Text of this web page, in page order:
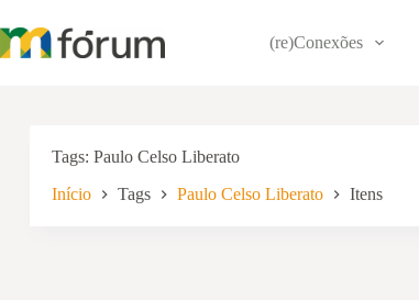
para
o
(re)Conexões
Tags Paulo Celso Liberato
Início Tags Paulo Celso Liberato Itens